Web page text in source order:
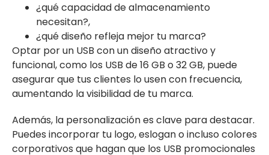
¿qué capacidad de almacenamiento
necesitan?,
¿qué diseño refleja mejor tu marca?
Optar por un USB con un diseño atractivo y
funcional, como los USB de 16 GB o 32 GB, puede
asegurar que tus clientes lo usen con frecuencia,
aumentando la visibilidad de tu marca.
Además, la personalización es clave para destacar.
Puedes incorporar tu logo, eslogan o incluso colores
corporativos que hagan que los USB promocionales